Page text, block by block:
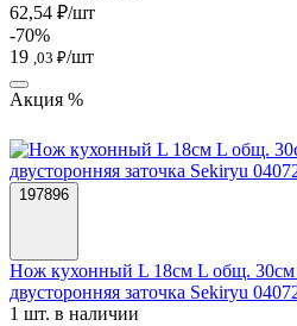
62,54 ₽/шт
-70%
19 ,03 ₽/шт
Акция %
197896
Нож кухонный L 18см L общ. 30см
двусторонняя заточка Sekiryu
1 шт. в наличии